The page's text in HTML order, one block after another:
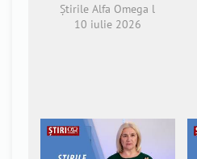
Știrile Alfa Omega l
10 iulie 2026